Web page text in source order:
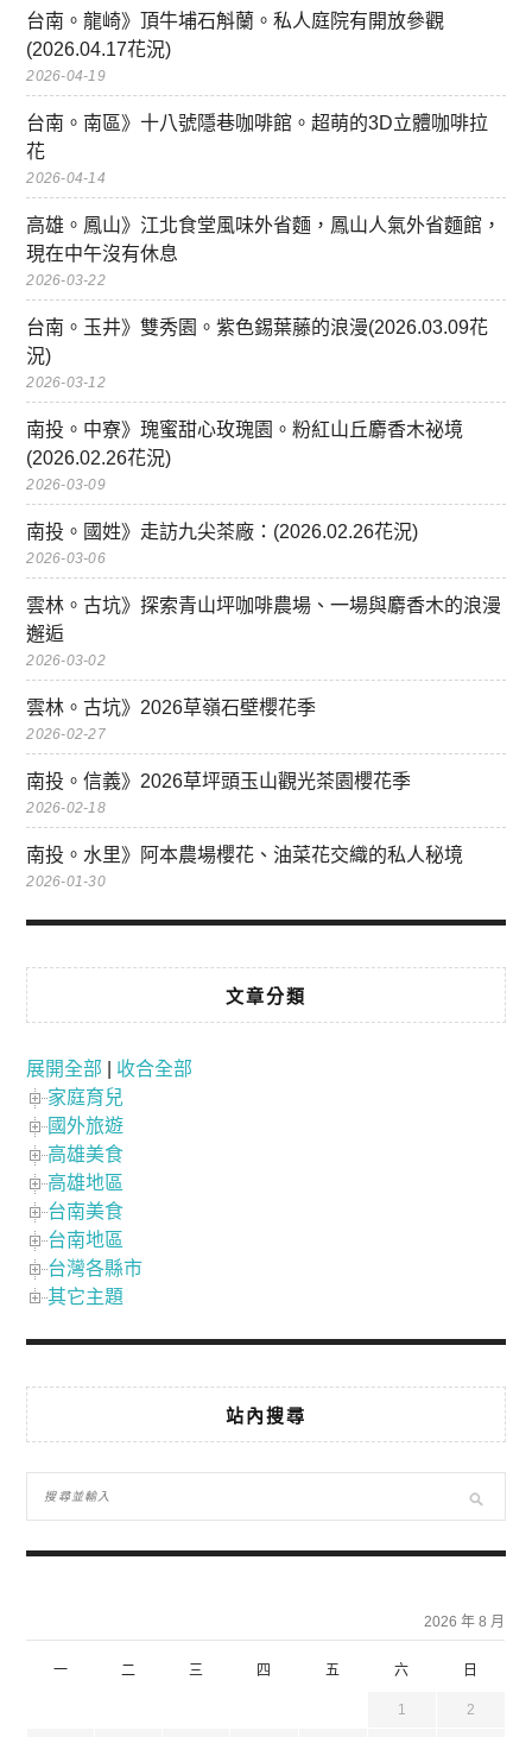
台南。龍崎》頂牛埔石斛蘭。私人庭院有開放參觀
(2026.04.17花況)
2026-04-19
台南。南區》十八號隱巷咖啡館。超萌的3D立體咖啡拉
花
2026-04-14
高雄。鳳山》江北食堂風味外省麵，鳳山人氣外省麵館，
現在中午沒有休息
2026-03-22
台南。玉井》雙秀園。紫色錫葉藤的浪漫(2026.03.09花
況)
2026-03-12
南投。中寮》瑰蜜甜心玫瑰園。粉紅山丘麝香木祕境
(2026.02.26花況)
2026-03-09
南投。國姓》走訪九尖茶廠：(2026.02.26花況)
2026-03-06
雲林。古坑》探索青山坪咖啡農場、一場與麝香木的浪漫
邂逅
2026-03-02
雲林。古坑》2026草嶺石壁櫻花季
2026-02-27
南投。信義》2026草坪頭玉山觀光茶園櫻花季
2026-02-18
南投。水里》阿本農場櫻花、油菜花交織的私人秘境
2026-01-30
文章分類
展開全部
收合全部
家庭育兒
國外旅遊
高雄美食
高雄地區
台南美食
台南地區
台灣各縣市
其它主題
站內搜尋
2026 年 8 月
一 二 三 四 五 六 日
1 2